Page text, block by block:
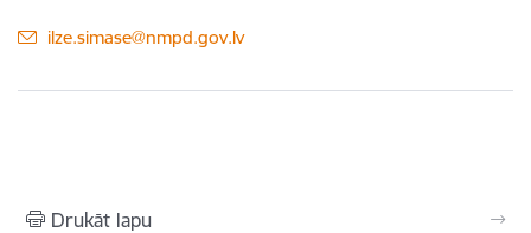
E-pasts:
ilze.simase@nmpd.gov.lv
Drukāt lapu